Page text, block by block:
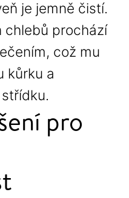
je jemně čistí.
chlebů prochází
což mu
kůrku a
pro